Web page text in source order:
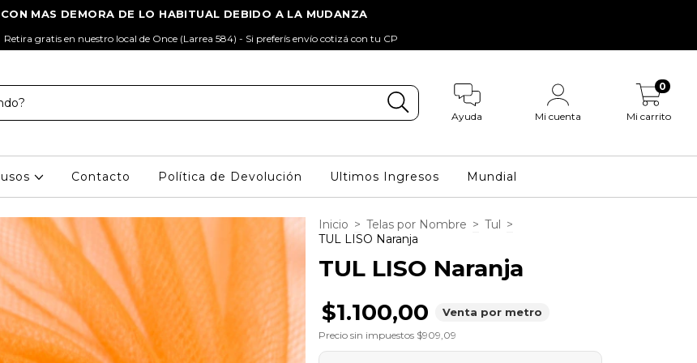
Retira gratis en nuestro local de Once (Larrea 584) - Si preferís envío cotizá con tu CP
Ayuda Mi cuenta Mi carrito
0
Contacto Política de Devolución Ultimos Ingresos Mundial
Inicio > Telas por Nombre > Tul >
TUL LISO Naranja
TUL LISO Naranja
$1.100,00
Venta por metro
Precio sin impuestos $909,09